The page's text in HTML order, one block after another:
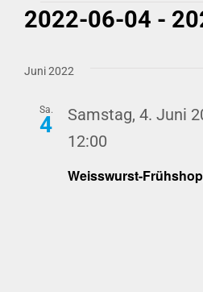
2022-06-04 -
wählen.
Juni 2022
Sa.
4
Weisswurst-
Samstag, 4. Juni
12:00